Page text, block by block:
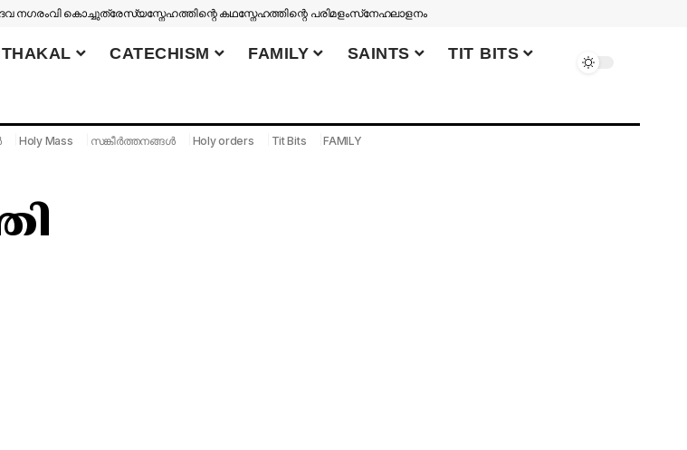
നഗരംവി കൊച്ചുത്രേസ്യസ്നേഹത്തിന്റെ കഥസ്നേഹത്തിന്റെ പരിമളംസ്‌നേഹലാളനം
CATECHISM FAMILY SAINTS TIT BITS
Holy Mass സങ്കീർത്തനങ്ങൾ Holy orders Tit Bits FAMILY